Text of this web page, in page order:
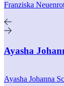
Franziska
Ayasha
Ayasha Johanna